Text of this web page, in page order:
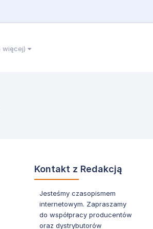
więcej)
Kontakt z Redakcją
Jesteśmy czasopismem
internetowym. Zapraszamy
do współpracy producentów
oraz dystrybutorów